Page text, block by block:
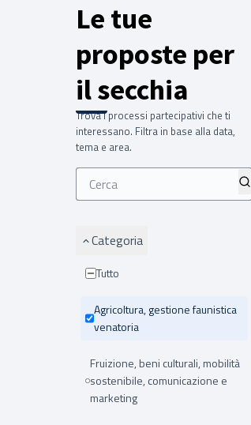
Le tue
proposte per
il secchia
Trova i processi partecipativi che ti
interessano. Filtra in base alla data,
tema e area.
Categoria
Tutto
Agricoltura, gestione faunistica
venatoria
Fruizione, beni culturali, mobilità
sostenibile, comunicazione e
marketing